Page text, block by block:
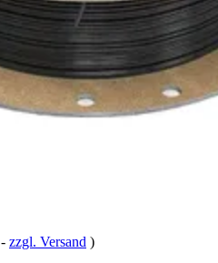
- zzgl. Versand )